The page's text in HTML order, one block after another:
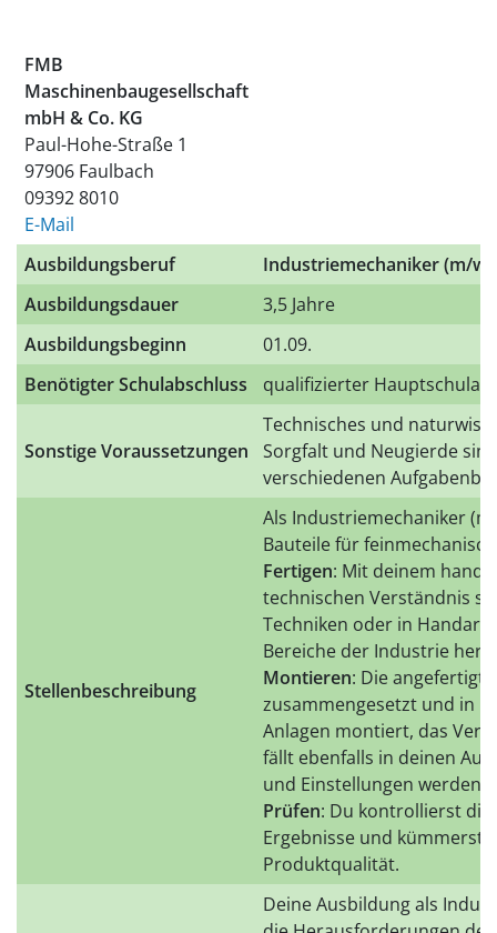
FMB
Maschinenbaugesellschaft
mbH & Co. KG
Paul-Hohe-Straße 1
97906 Faulbach
09392 8010
E-Mail
Ausbildungsberuf
Industriemechaniker (m/w/
Ausbildungsdauer
3,5 Jahre
Ausbildungsbeginn
01.09.
Benötigter Schulabschluss
qualifizierter
Sonstige Voraussetzungen
Technisches und
Sorgfalt und Neugierde
verschiedenen
Stellenbeschreibung
Als Industriemechaniker
Bauteile für
Fertigen: Mit deinem
technischen Verständnis
Techniken oder in
Bereiche der Industrie her.
Montieren: Die
zusammengesetzt und in
Anlagen montiert, das
fällt ebenfalls in deinen
und Einstellungen werden
Prüfen: Du kontrollierst
Ergebnisse und kümmerst
Produktqualität.
Deine Ausbildung als